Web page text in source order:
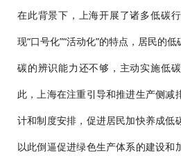
在此背景下，上海开展了诸多低碳
现“口号化”“活动化”的特点，居民的
碳的辨识能力还不够，主动实施低
此，上海在注重引导和推进生产侧减
计和制度安排，促进居民加快养成低
以此倒逼促进绿色生产体系的建设和